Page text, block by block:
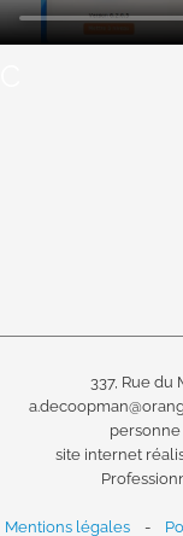
337, Rue du
personne
site internet
Mentions légales -